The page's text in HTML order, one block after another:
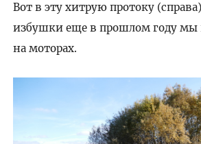
Вот в эту хитрую протоку
избушки еще в прошлом году мы
на моторах.